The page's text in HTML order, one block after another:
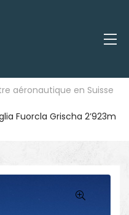
aéronautique en Suisse
Fuorcla Grischa 2’923m